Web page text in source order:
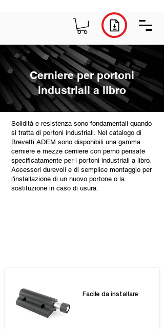
Cerniere per portoni
industriali a libro
Solidità e resistenza sono fondamentali quando
si tratta di portoni industriali. Nel catalogo di
Brevetti ADEM sono disponibili una gamma
cerniere e mezze cerniere con perno pensate
specificatamente per i portoni industriali a libro.
Accessori durevoli e di semplice montaggio per
l'installazione di un nuovo portone o la
sostituzione in caso di usura.
Facile da installare